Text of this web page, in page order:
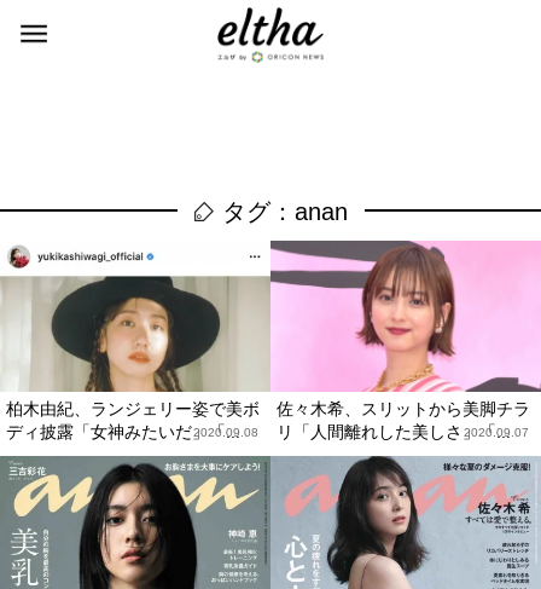
タグ：anan
柏木由紀、ランジェリー姿で美ボ
ディ披露「女神みたいだ」「...
2020.09.08
佐々木希、スリットから美脚チラ
リ「人間離れした美しさ」「...
2020.09.07